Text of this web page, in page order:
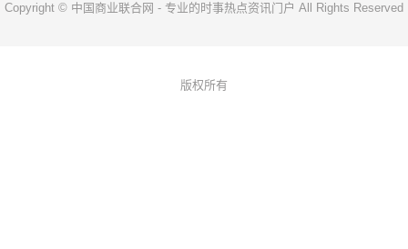
Copyright © 中国商业联合网 - 专业的时事热点资讯门户 All Rights Reserved
版权所有